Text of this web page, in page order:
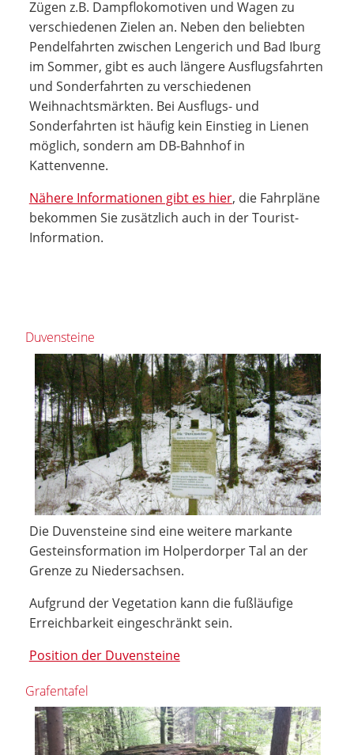
Zügen z.B. Dampflokomotiven und Wagen zu
verschiedenen Zielen an. Neben den beliebten
Pendelfahrten zwischen Lengerich und Bad Iburg
im Sommer, gibt es auch längere Ausflugsfahrten
und Sonderfahrten zu verschiedenen
Weihnachtsmärkten. Bei Ausflugs- und
Sonderfahrten ist häufig kein Einstieg in Lienen
möglich, sondern am DB-Bahnhof in
Kattenvenne.
Nähere Informationen gibt es hier, die Fahrpläne
bekommen Sie zusätzlich auch in der Tourist-
Information.
Duvensteine
Die Duvensteine sind eine weitere markante
Gesteinsformation im Holperdorper Tal an der
Grenze zu Niedersachsen.
Aufgrund der Vegetation kann die fußläufige
Erreichbarkeit eingeschränkt sein.
Position der Duvensteine
Grafentafel